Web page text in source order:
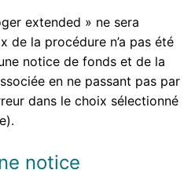
extended » ne sera
de la procédure n’a pas été
notice de fonds et de la
en ne passant pas par
dans le choix sélectionné
notice